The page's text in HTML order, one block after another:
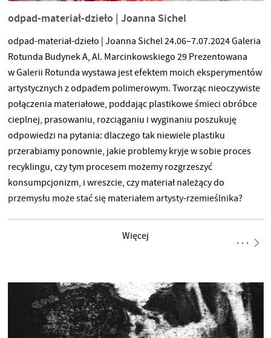
odpad-materiał-dzieło | Joanna Sichel
odpad-materiał-dzieło | Joanna Sichel 24.06–7.07.2024 Galeria
Rotunda Budynek A, Al. Marcinkowskiego 29 Prezentowana
w Galerii Rotunda wystawa jest efektem moich eksperymentów
artystycznych z odpadem polimerowym. Tworząc nieoczywiste
połączenia materiałowe, poddając plastikowe śmieci obróbce
cieplnej, prasowaniu, rozciąganiu i wyginaniu poszukuję
odpowiedzi na pytania: dlaczego tak niewiele plastiku
przerabiamy ponownie, jakie problemy kryje w sobie proces
recyklingu, czy tym procesem możemy rozgrzeszyć
konsumpcjonizm, i wreszcie, czy materiał należący do
przemysłu może stać się materiałem artysty-rzemieślnika?
z wyniesienia tworzywa-odpadu do rangi pełnoprawnego
Więcej